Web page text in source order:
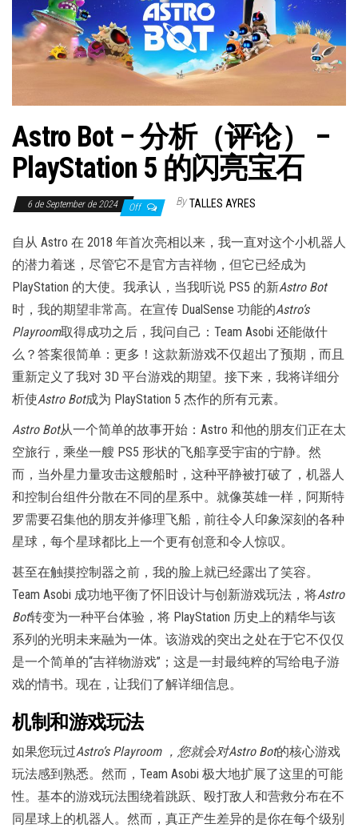
Astro Bot – 分析（评论） –
PlayStation 5 的闪亮宝石
6 de September de 2024 Off By TALLES AYRES
自从 Astro 在 2018 年首次亮相以来，我一直对这个小机器人
的潜力着迷，尽管它不是官方吉祥物，但它已经成为
PlayStation 的大使。我承认，当我听说 PS5 的新Astro Bot
时，我的期望非常高。在宣传 DualSense 功能的Astro’s
Playroom取得成功之后，我问自己：Team Asobi 还能做什
么？答案很简单：更多！这款新游戏不仅超出了预期，而且
重新定义了我对 3D 平台游戏的期望。接下来，我将详细分
析使Astro Bot成为 PlayStation 5 杰作的所有元素。
Astro Bot从一个简单的故事开始：Astro 和他的朋友们正在太
空旅行，乘坐一艘 PS5 形状的飞船享受宇宙的宁静。然
而，当外星力量攻击这艘船时，这种平静被打破了，机器人
和控制台组件分散在不同的星系中。就像英雄一样，阿斯特
罗需要召集他的朋友并修理飞船，前往令人印象深刻的各种
星球，每个星球都比上一个更有创意和令人惊叹。
甚至在触摸控制器之前，我的脸上就已经露出了笑容。
Team Asobi 成功地平衡了怀旧设计与创新游戏玩法，将Astro
Bot转变为一种平台体验，将 PlayStation 历史上的精华与该
系列的光明未来融为一体。该游戏的突出之处在于它不仅仅
是一个简单的“吉祥物游戏”；这是一封最纯粹的写给电子游
戏的情书。现在，让我们了解详细信息。
机制和游戏玩法
如果您玩过Astro’s Playroom ，您就会对Astro Bot的核心游戏
玩法感到熟悉。然而，Team Asobi 极大地扩展了这里的可能
性。基本的游戏玩法围绕着跳跃、殴打敌人和营救分布在不
同星球上的机器人。然而，真正产生差异的是你在每个级别